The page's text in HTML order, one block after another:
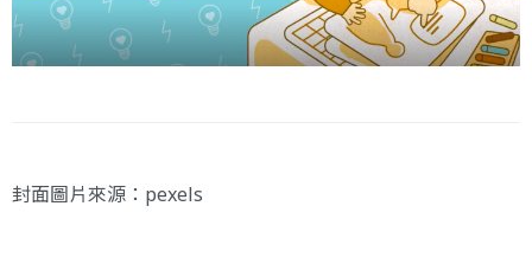
封面圖片來源： pexels